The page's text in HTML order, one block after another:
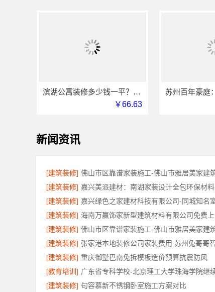
滨湖公寓装修多少钱一平？无锡亿莱居装饰工程材料有限公司透明报价
￥66.63
新闻资讯
[建筑装修]
[建筑装修]
[建筑装修]
[建筑装修]
[建筑装修]
[建筑装修]
[建筑装修] 重庆御墅巴南免拆模板造价预算抗震防风
[教育培训]
[建筑装修] 句容慕新不锈钢卧室施工方案对比